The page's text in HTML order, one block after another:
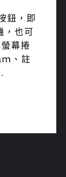
鈕，即
也可
幕捲
、註